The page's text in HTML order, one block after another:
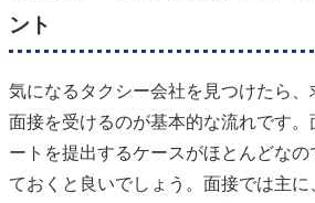
ント
気になるタクシー会社を見つけたら、
面接を受けるのが基本的な流れです
ートを提出するケースがほとんどなの
ておくと良いでしょう。面接では主に